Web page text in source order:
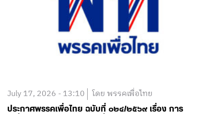
July 17, 2026 - 13:10 โดย พรรคเพื่อไทย
ประกาศพรรคเพื่อไทย ฉบับที่ ๐๒๔/๒๕๖๙ เรื่อง การ